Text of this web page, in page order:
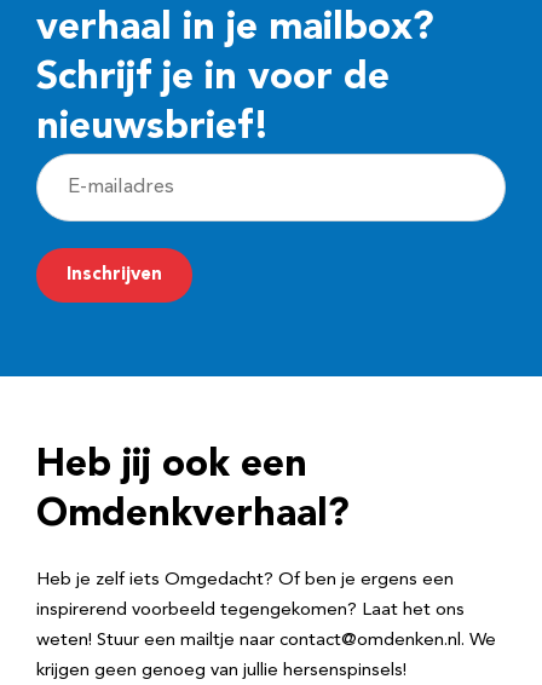
verhaal in je mailbox?
Schrijf je in voor de
nieuwsbrief!
E
-
m
a
r
e
Inschrijven
Heb jij ook een
Omdenkverhaal?
Heb je zelf iets Omgedacht? Of ben je ergens een
inspirerend voorbeeld tegengekomen? Laat het ons
weten! Stuur een mailtje naar contact@omdenken.nl. We
krijgen geen genoeg van jullie hersenspinsels!